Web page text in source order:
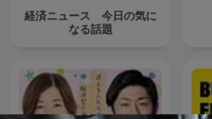
経済ニュース 今日の気に
なる話題